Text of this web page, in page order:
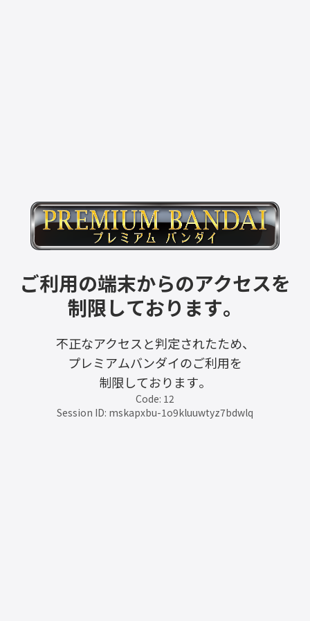
ご利用の端末からのアクセスを
制限しております。
不正なアクセスと判定されたため、
プレミアムバンダイのご利用を
制限しております。
Code: 12
Session ID: mskapxbu-1o9kluuwtyz7bdwlq